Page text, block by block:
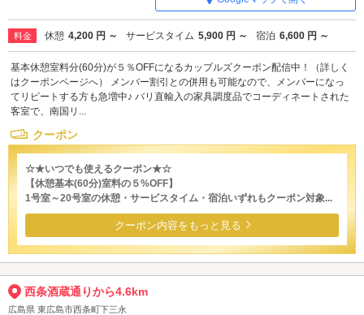
料金 休憩 4,200 円 ～ サービスタイム 5,900 円 ～ 宿泊 6,600 円 ～
基本休憩室料分(60分)が５％OFFになるカップルズクーポン配信中！（詳しく
はクーポンページへ） メンバー割引との併用も可能なので、メンバーになっ
てリピートする方も急増中♪ バリ直輸入の家具調度品でコーディネートされた
客室で、南国リ...
クーポン
☆★いつでも使えるクーポン★☆
【休憩基本(60分)室料の５%OFF】
1号室～20号室の休憩・サービスタイム・宿泊いずれもクーポン対象...
クーポン内容をもっと見る
西条酒蔵通りから4.6km
広島県 東広島市西条町下三永